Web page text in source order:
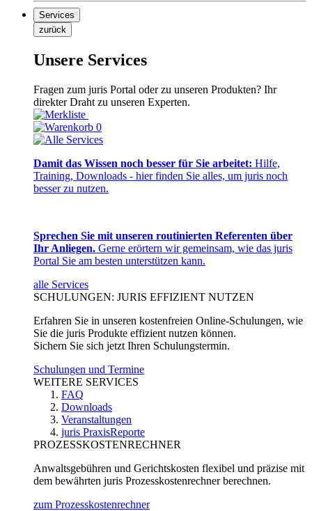
Services
zurück
Unsere Services
Fragen zum juris Portal oder zu unseren Produkten? Ihr
direkter Draht zu unseren Experten.
0
Damit das Wissen noch besser für Sie arbeitet: Hilfe,
Training, Downloads - hier finden Sie alles, um juris noch
besser zu nutzen.
Sprechen Sie mit unseren routinierten Referenten über
Ihr Anliegen. Gerne erörtern wir gemeinsam, wie das juris
Portal Sie am besten unterstützen kann.
alle Services
SCHULUNGEN: JURIS EFFIZIENT NUTZEN
Erfahren Sie in unseren kostenfreien Online-Schulungen, wie
Sie die juris Produkte effizient nutzen können.
Sichern Sie sich jetzt Ihren Schulungstermin.
Schulungen und Termine
WEITERE SERVICES
FAQ
Downloads
Veranstaltungen
juris PraxisReporte
PROZESSKOSTENRECHNER
Anwaltsgebühren und Gerichtskosten flexibel und präzise mit
dem bewährten juris Prozesskostenrechner berechnen.
zum Prozesskostenrechner